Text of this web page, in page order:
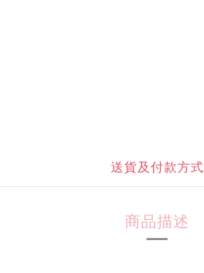
送貨及付款方式
商品描述